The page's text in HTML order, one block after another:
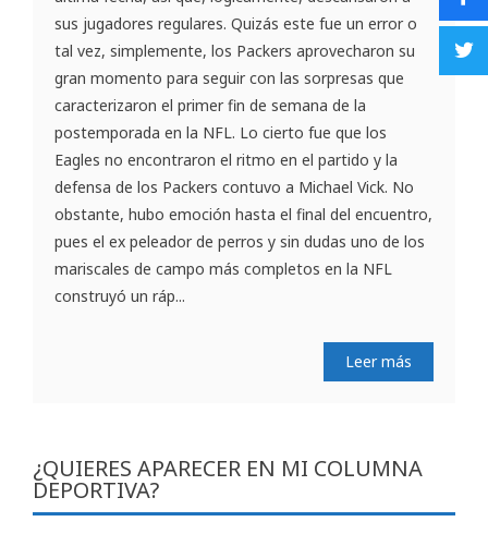
sus jugadores regulares. Quizás este fue un error o
tal vez, simplemente, los Packers aprovecharon su
gran momento para seguir con las sorpresas que
caracterizaron el primer fin de semana de la
postemporada en la NFL. Lo cierto fue que los
Eagles no encontraron el ritmo en el partido y la
defensa de los Packers contuvo a Michael Vick. No
obstante, hubo emoción hasta el final del encuentro,
pues el ex peleador de perros y sin dudas uno de los
mariscales de campo más completos en la NFL
construyó un ráp...
Leer más
¿QUIERES APARECER EN MI COLUMNA
DEPORTIVA?